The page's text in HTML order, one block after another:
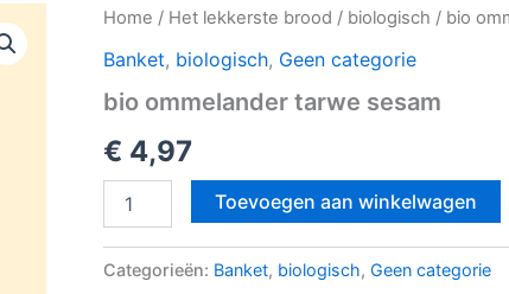
Home / Het lekkerste brood / biologisch / bio
Banket, biologisch, Geen categorie
bio ommelander tarwe sesam
€ 4,97
bio
tarwe
aantal
Toevoegen aan winkelwagen
Categorieën: Banket, biologisch, Geen categorie